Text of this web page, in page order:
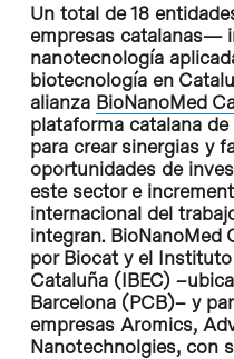
Un total de 18
empresas catalanas—
nanotecnología
biotecnología en
alianza BioNanoMed
plataforma catalana
para crear sinergias y
oportunidades de
este sector e
internacional del
integran. BioNanoMed
por Biocat y el
Cataluña (IBEC)
Barcelona (PCB)– y
empresas Aromics,
Nanotechnolgies, con